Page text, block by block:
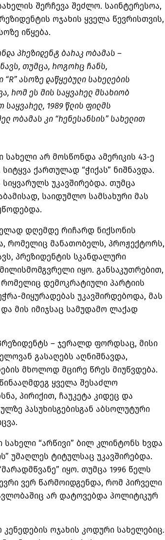
შერჩევა შეძლო. საინტერესოა,
ოჯახის ყველა წევრისთვის,
იწყება.
პრეზიდენტ ბარაკ ობამას –
თუმცა, როგორც ჩანს,
ასოზე დაწყებული სახელების
რომ ეს მის საყვარელ მსახიობ
1989 წლის ფილმს
ობამას კი “რენესანსის” სახელით
არ მოსწონდა ამერიკის 43-ე
ქართულად “ჭიქას” ნიშნავდა.
უკავშირებდა. თუმცა
საიდუმლო სამსახური მას
დღემდე რიჩარდ ნიქსონის
რომელიც მანათობელს, პროჟექტორს,
პრეზიდენტის სკანდალური
იყო. განსაკუთრებით,
რომელიც დემოკრატიული პარტიის
მიყურადებას უკავშირდებოდა, მას
მის იმიჯსაც სამუდამო ლაქად
– ჯერალდ ფორდსაც, მისი
გასაღებს აღნიშნავდა,
მხოლოდ მცირე წრეს მიუწვდება.
ყველა შესაძლო
პირიქით, ჩაუკეტა კიდეც და
პასუხისგებისგან აბსოლუტური
“არწივი” ბილ კლინტონს ხვდა
უმაღლეს ტიტულსაც უკავშირებდა.
იყო. თუმცა 1996 წელს
ვერ წარმოიდგენდა, რომ პირველი
არ დატოვებდა პოლიტიკურ
ოჯახის კოდური სახელებიც.